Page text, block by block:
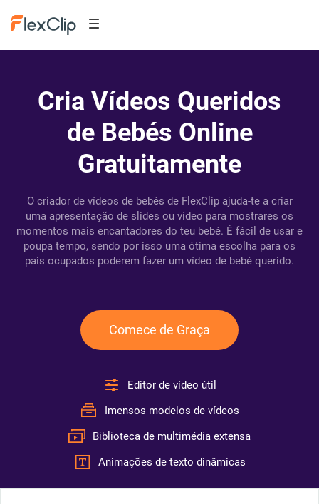
Cria Vídeos Queridos
de Bebés Online
Gratuitamente
O criador de vídeos de bebés de FlexClip ajuda-te a criar
uma apresentação de slides ou vídeo para mostrares os
momentos mais encantadores do teu bebé. É fácil de usar e
poupa tempo, sendo por isso uma ótima escolha para os
pais ocupados poderem fazer um vídeo de bebé querido.
Comece de Graça
Editor de vídeo útil
Imensos modelos de vídeos
Biblioteca de multimédia extensa
Animações de texto dinâmicas